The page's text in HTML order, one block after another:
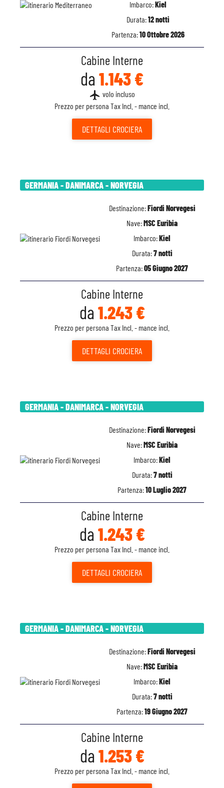
Imbarco:Kiel
Durata:12 notti
Partenza:10 Ottobre 2026
Cabine Interne
da 1.143 €
flight volo incluso
Prezzo per persona Tax Incl. - mance incl.
DETTAGLI CROCIERA
GERMANIA - DANIMARCA - NORVEGIA
Destinazione:Fiordi Norvegesi
Nave:MSC Euribia
Imbarco:Kiel
Durata:7 notti
Partenza:05 Giugno 2027
Cabine Interne
da 1.243 €
Prezzo per persona Tax Incl. - mance incl.
DETTAGLI CROCIERA
GERMANIA - DANIMARCA - NORVEGIA
Destinazione:Fiordi Norvegesi
Nave:MSC Euribia
Imbarco:Kiel
Durata:7 notti
Partenza:10 Luglio 2027
Cabine Interne
da 1.243 €
Prezzo per persona Tax Incl. - mance incl.
DETTAGLI CROCIERA
GERMANIA - DANIMARCA - NORVEGIA
Destinazione:Fiordi Norvegesi
Nave:MSC Euribia
Imbarco:Kiel
Durata:7 notti
Partenza:19 Giugno 2027
Cabine Interne
da 1.253 €
Prezzo per persona Tax Incl. - mance incl.